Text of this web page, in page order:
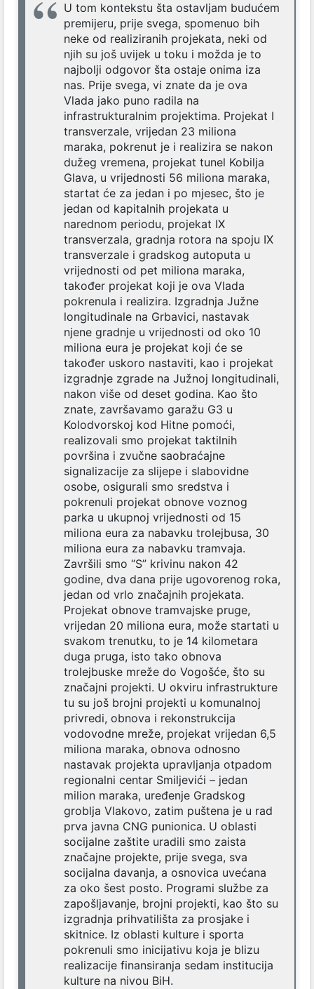
U tom kontekstu šta ostavljam budućem
premijeru, prije svega, spomenuo bih
neke od realiziranih projekata, neki od
njih su još uvijek u toku i možda je to
najbolji odgovor šta ostaje onima iza
nas. Prije svega, vi znate da je ova
Vlada jako puno radila na
infrastrukturalnim projektima. Projekat I
transverzale, vrijedan 23 miliona
maraka, pokrenut je i realizira se nakon
dužeg vremena, projekat tunel Kobilja
Glava, u vrijednosti 56 miliona maraka,
startat će za jedan i po mjesec, što je
jedan od kapitalnih projekata u
narednom periodu, projekat IX
transverzala, gradnja rotora na spoju IX
transverzale i gradskog autoputa u
vrijednosti od pet miliona maraka,
također projekat koji je ova Vlada
pokrenula i realizira. Izgradnja Južne
longitudinale na Grbavici, nastavak
njene gradnje u vrijednosti od oko 10
miliona eura je projekat koji će se
također uskoro nastaviti, kao i projekat
izgradnje zgrade na Južnoj longitudinali,
nakon više od deset godina. Kao što
znate, završavamo garažu G3 u
Kolodvorskoj kod Hitne pomoći,
realizovali smo projekat taktilnih
površina i zvučne saobraćajne
signalizacije za slijepe i slabovidne
osobe, osigurali smo sredstva i
pokrenuli projekat obnove voznog
parka u ukupnoj vrijednosti od 15
miliona eura za nabavku trolejbusa, 30
miliona eura za nabavku tramvaja.
Završili smo “S” krivinu nakon 42
godine, dva dana prije ugovorenog roka,
jedan od vrlo značajnih projekata.
Projekat obnove tramvajske pruge,
vrijedan 20 miliona eura, može startati u
svakom trenutku, to je 14 kilometara
duga pruga, isto tako obnova
trolejbuske mreže do Vogošće, što su
značajni projekti. U okviru infrastrukture
tu su još brojni projekti u komunalnoj
privredi, obnova i rekonstrukcija
vodovodne mreže, projekat vrijedan 6,5
miliona maraka, obnova odnosno
nastavak projekta upravljanja otpadom
regionalni centar Smiljevići – jedan
milion maraka, uređenje Gradskog
groblja Vlakovo, zatim puštena je u rad
prva javna CNG punionica. U oblasti
socijalne zaštite uradili smo zaista
značajne projekte, prije svega, sva
socijalna davanja, a osnovica uvećana
za oko šest posto. Programi službe za
zapošljavanje, brojni projekti, kao što su
izgradnja prihvatilišta za prosjake i
skitnice. Iz oblasti kulture i sporta
pokrenuli smo inicijativu koja je blizu
realizacije finansiranja sedam institucija
kulture na nivou BiH.